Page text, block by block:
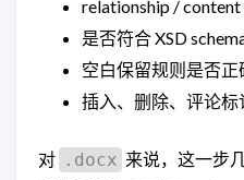
relationship /
是否符合 XSD
空白保留规则是否正
插入、删除、评论标
对 .docx 来说，这一步